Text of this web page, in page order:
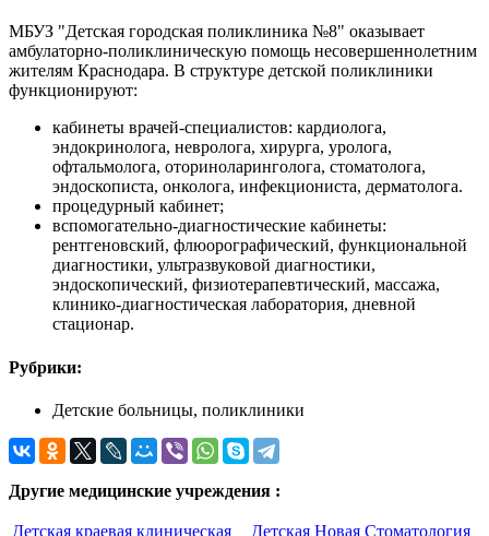
МБУЗ "Детская городская поликлиника №8" оказывает
амбулаторно-поликлиническую помощь несовершеннолетним
жителям Краснодара. В структуре детской поликлиники
функционируют:
кабинеты врачей-специалистов: кардиолога,
эндокринолога, невролога, хирурга, уролога,
офтальмолога, оториноларинголога, стоматолога,
эндоскописта, онколога, инфекциониста, дерматолога.
процедурный кабинет;
вспомогательно-диагностические кабинеты:
рентгеновский, флюорографический, функциональной
диагностики, ультразвуковой диагностики,
эндоскопический, физиотерапевтический, массажа,
клинико-диагностическая лаборатория, дневной
стационар.
Рубрики:
Детские больницы, поликлиники
Другие медицинские учреждения :
Детская краевая клиническая Детская Новая Стоматология